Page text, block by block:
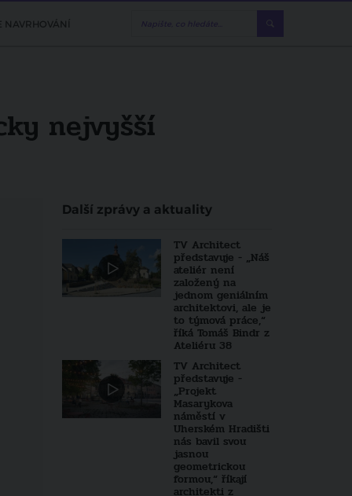
nejvyšší
Další zprávy a aktuality
TV Architect
představuje - „Náš
ateliér není
založený na
jednom geniálním
architektovi, ale je
to týmová práce,“
říká Tomáš Bindr z
Ateliéru 38
TV Architect
představuje -
„Projekt
Masarykova
náměstí v
Uherském Hradišti
nás bavil svou
jasnou
geometrickou
formou,“ říkají
architekti z